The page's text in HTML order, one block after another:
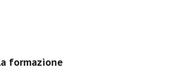
formazione